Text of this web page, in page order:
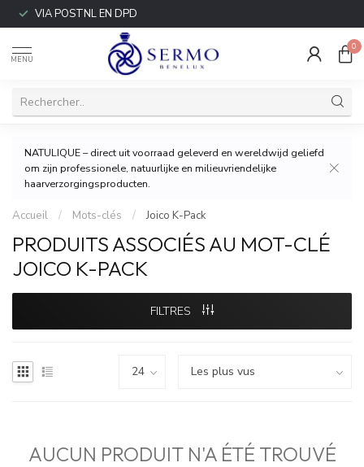
VIA POSTNL EN DPD
MENU
0
NATULIQUE – direct uit voorraad geleverd en wereldwijd geliefd
om zijn professionele, natuurlijke en milieuvriendelijke
haarverzorgingsproducten.
Accueil / Mots-clés / Joico K-Pack
PRODUITS ASSOCIÉS AU MOT-CLÉ
JOICO K-PACK
FILTRES
AUCUN PRODUIT N'A ÉTÉ TROUVÉ